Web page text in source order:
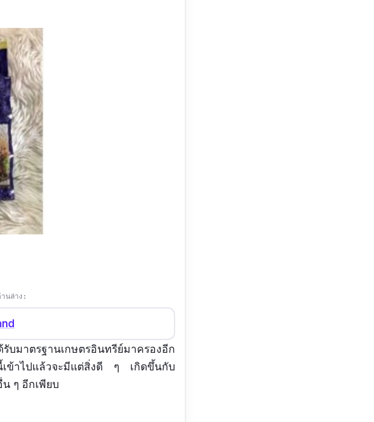
ไป
นล่าง:
มาตรฐานเกษตรอินทรีย์มาครองอีก
เข้าไปแล้วจะมีแต่สิ่งดี ๆ เกิดขึ้นกับ
ๆ อีกเพียบ